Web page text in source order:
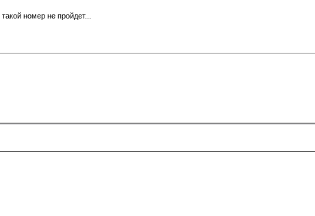
номер не пройдет...